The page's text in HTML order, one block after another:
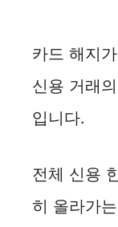
카드 해지
신용 거래
입니다.
전체 신용
히 올라가